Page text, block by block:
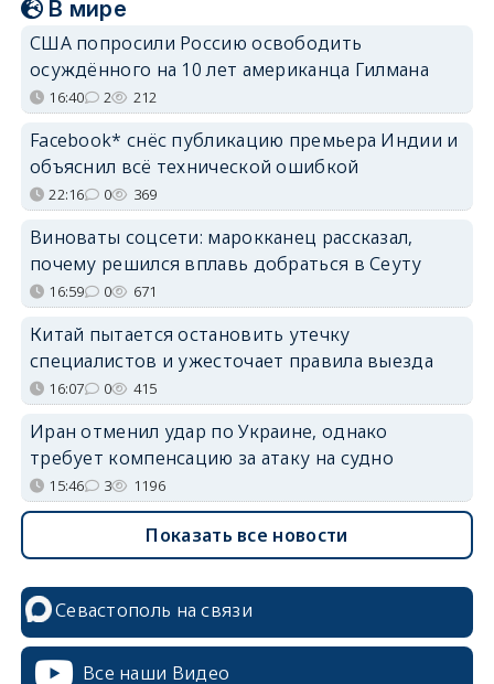
В мире
США попросили Россию освободить
осуждённого на 10 лет американца Гилмана
16:40 2 212
Facebook* снёс публикацию премьера Индии и
объяснил всё технической ошибкой
22:16 0 369
Виноваты соцсети: марокканец рассказал,
почему решился вплавь добраться в Сеуту
16:59 0 671
Китай пытается остановить утечку
специалистов и ужесточает правила выезда
16:07 0 415
Иран отменил удар по Украине, однако
требует компенсацию за атаку на судно
15:46 3 1196
Показать все новости
Севастополь на связи
Все наши Видео